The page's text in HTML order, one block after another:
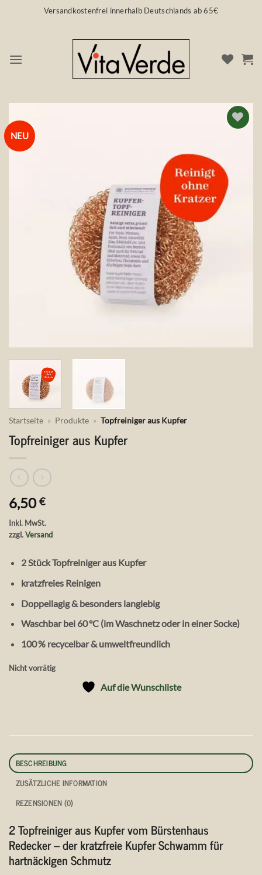
Versandkostenfrei innerhalb Deutschlands ab 65€
NEU
Startseite » Produkte » Topfreiniger aus Kupfer
Topfreiniger aus Kupfer
6,50€
Inkl. MwSt.
zzgl.Versand
2 Stück Topfreiniger aus Kupfer
kratzfreies Reinigen
Doppellagig & besonders langlebig
Waschbar bei 60 °C (im Waschnetz oder in einer Socke)
100 % recycelbar & umweltfreundlich
Nicht vorrätig
Auf die Wunschliste
BESCHREIBUNG
ZUSÄTZLICHE INFORMATION
REZENSIONEN (0)
2 Topfreiniger aus Kupfervom Bürstenhaus
Redecker – der kratzfreie Kupfer Schwamm für
hartnäckigen Schmutz